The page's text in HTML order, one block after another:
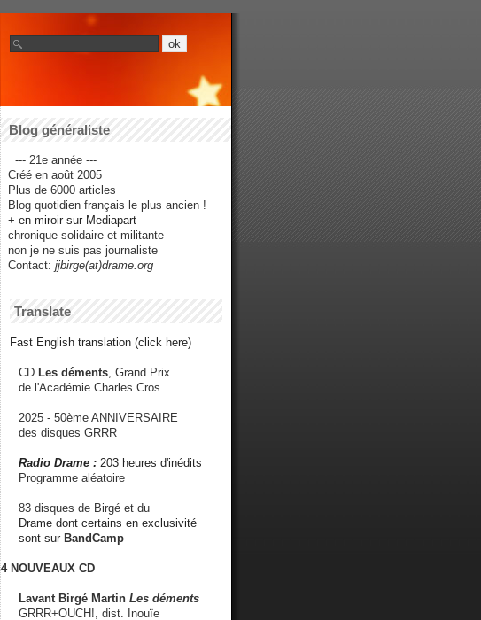
Blog généraliste
--- 21e année ---
Créé en août 2005
Plus de 6000 articles
Blog quotidien français le plus ancien !
+ en miroir sur Mediapart
chronique solidaire et militante
non je ne suis pas journaliste
Contact: jjbirge(at)drame.org
Translate
Fast English translation (click here)
CD Les déments , Grand Prix
de l'Académie Charles Cros
2025 - 50ème ANNIVERSAIRE
des disques GRRR
Radio Drame : 203 heures d'inédits
Programme aléatoire
83 disques de Birgé et du
Drame dont certains en exclusivité
sont sur BandCamp
4 NOUVEAUX CD
Lavant Birgé Martin Les déments
GRRR+OUCH!, dist. Inouïe